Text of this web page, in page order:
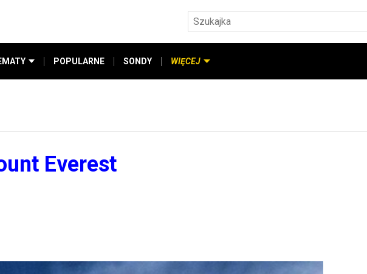
POPULARNE SONDY WIĘCEJ
Everest